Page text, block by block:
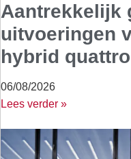
Aantrekkelijk
uitvoeringen
hybrid quattro
06/08/2026
Lees verder »